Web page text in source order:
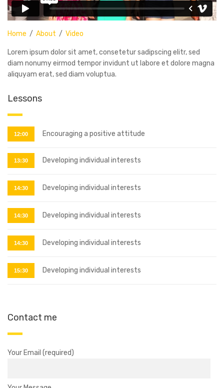
Home / About / Video
Lorem ipsum dolor sit amet, consetetur sadipscing elitr, sed
diam nonumy eirmod tempor invidunt ut labore et dolore magna
aliquyam erat, sed diam voluptua.
Lessons
12:00 Encouraging a positive attitude
13:30 Developing individual interests
14:30 Developing individual interests
14:30 Developing individual interests
14:30 Developing individual interests
15:30 Developing individual interests
Contact me
Your Email (required)